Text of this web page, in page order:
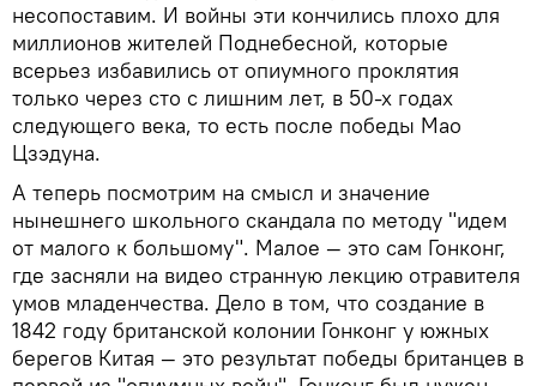
несопоставим. И войны эти кончились плохо для
миллионов жителей Поднебесной, которые
всерьез избавились от опиумного проклятия
только через сто с лишним лет, в 50-х годах
следующего века, то есть после победы Мао
Цзэдуна.
А теперь посмотрим на смысл и значение
нынешнего школьного скандала по методу "идем
от малого к большому". Малое — это сам Гонконг,
где засняли на видео странную лекцию отравителя
умов младенчества. Дело в том, что создание в
1842 году британской колонии Гонконг у южных
берегов Китая — это результат победы британцев в